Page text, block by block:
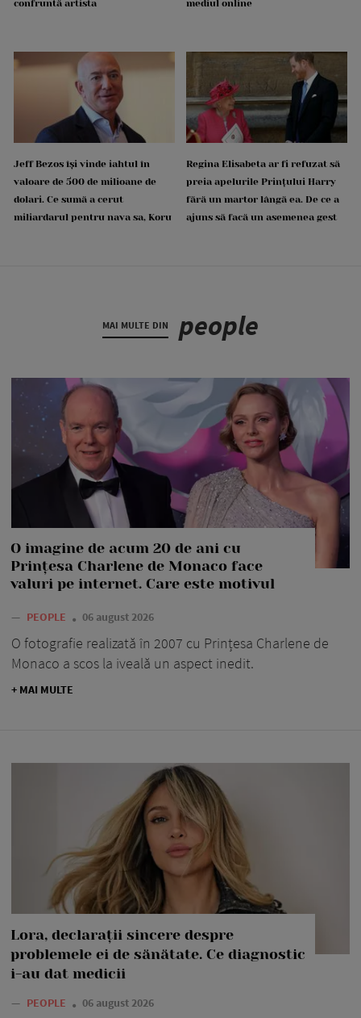
confruntă artista mediul online
Jeff Bezos își vinde iahtul în
valoare de 500 de milioane de
dolari. Ce sumă a cerut
miliardarul pentru nava sa, Koru
Regina Elisabeta ar fi refuzat să
preia apelurile Prințului Harry
fără un martor lângă ea. De ce a
ajuns să facă un asemenea gest
MAI MULTE DIN people
O imagine de acum 20 de ani cu
Prințesa Charlene de Monaco face
valuri pe internet. Care este motivul
— PEOPLE 06 august 2026
O fotografie realizată în 2007 cu Prințesa Charlene de
Monaco a scos la iveală un aspect inedit.
+ MAI MULTE
Lora, declarații sincere despre
problemele ei de sănătate. Ce diagnostic
i-au dat medicii
— PEOPLE 06 august 2026